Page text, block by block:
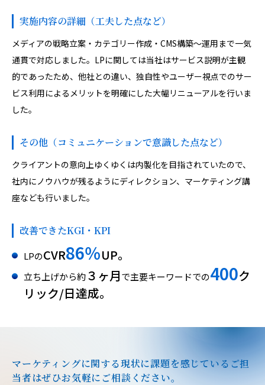
実施内容の詳細（工夫した点など）
メディアの戦略立案・カテゴリー作成・CMS構築〜運用まで一気
通貫で対応しました。LPに関しては当社はサービス説明が主観
的であったため、他社との違い、独自性やユーザー視点でのサー
ビス利用によるメリットを明確にした大幅リニューアルを行いま
した。
その他（コミュニケーションで意識した点など）
クライアントの意向上ゆくゆくは内製化を目指されていたので、
社内にノウハウが残るようにディレクション、マーケティング講
座なども行いました。
改善できたKGI・KPI
LPのCVR86％UP。
立ち上げから約３ヶ月で主要キーワードでの400ク
リック/日達成。
マーケティングに関する現状に課題を感じているご担
当者はぜひお気軽にご相談ください。